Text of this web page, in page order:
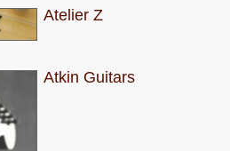
Atelier Z
Atkin Guitars